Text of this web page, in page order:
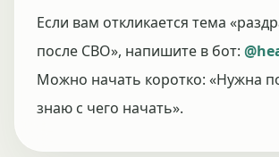
Если вам откликается тема
после СВО», напишите в бот:
Можно начать коротко: «Нужна
знаю с чего начать».